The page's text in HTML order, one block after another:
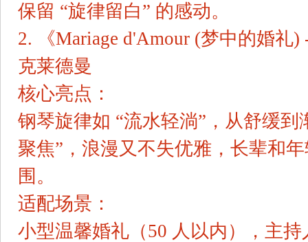
保留 “旋律留白” 的感动。
2. 《Mariage d'Amour (梦中的婚礼
克莱德曼
核心亮点：
钢琴旋律如 “流水轻淌”，从舒缓到
聚焦”，浪漫又不失优雅，长辈和
围。
适配场景：
小型温馨婚礼（50 人以内），主